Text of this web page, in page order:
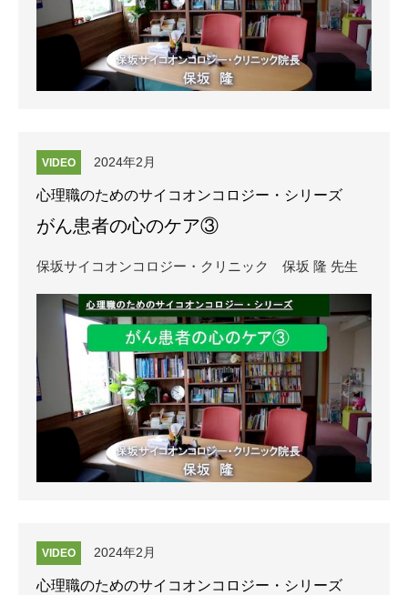
VIDEO 2024年2月
心理職のためのサイコオンコロジー・シリーズ
がん患者の心のケア③
保坂サイコオンコロジー・クリニック 保坂 隆 先生
VIDEO 2024年2月
心理職のためのサイコオンコロジー・シリーズ